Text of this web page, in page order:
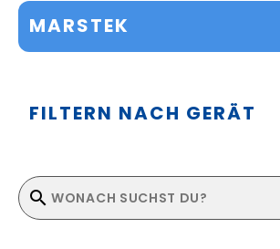
MARSTEK
FILTERN NACH GERÄT